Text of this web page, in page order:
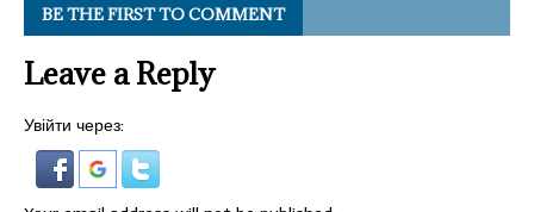
BE THE FIRST TO COMMENT
Leave a Reply
Увійти через: